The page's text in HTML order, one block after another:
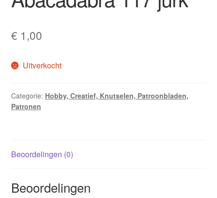
€ 1,00
Uitverkocht
Categorie: Hobby, Creatief, Knutselen, Patroonbladen,
Patronen
Beoordelingen (0)
Beoordelingen